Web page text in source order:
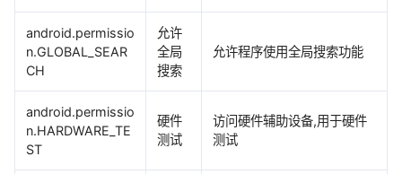
android.permissio
n.GLOBAL_SEAR
CH
允许
全局
搜索
允许程序使用全局搜索功能
android.permissio
n.HARDWARE_TE
ST
硬件
测试
访问硬件辅助设备,用于硬件
测试